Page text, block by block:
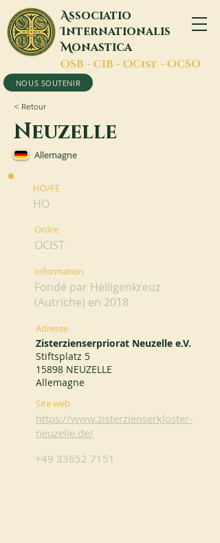
Associatio
Internationalis
Monastica
OSB - CIB - OCist - OCSO
NOUS SOUTENIR
< Retour
Neuzelle
Allemagne
HO/FE
HO
Ordre
OCIST
Information
Fondé par Heiligenkreuz
(Autriche) en 2018
Adresse
Zisterzienserpriorat Neuzelle e.V.
Stiftsplatz 5
15898 NEUZELLE
Allemagne
Site web
https://www.zisterzienserkloster-
neuzelle.de/
+49 33652 7151